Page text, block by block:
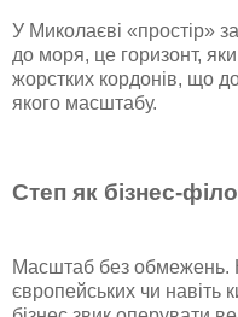
У Миколаєві «простір»
до моря, це горизонт,
жорстких кордонів, що
якого масштабу.
Степ як бізнес-
Масштаб без обмежень.
європейських чи навіть